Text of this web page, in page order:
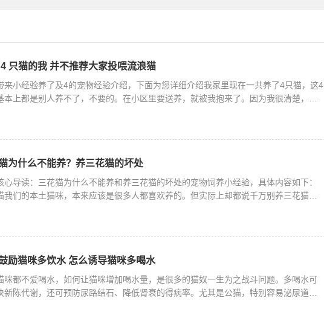
只猫的我 并不推荐大家投喂流浪猫
来小经验养了及4的宠物经验介绍，下面为您详细介绍我家里现在一共养了4只猫，这4
本上都是别人养不了，不要的。在小区里要送养，就被我抱来了。因为我很清楚，当
为什么不能养？养三花猫的坏处
心导读：三花猫为什么不能养和养三花猫的坏处的宠物饲养小经验，具体内容如下：
我们的本土猫咪，本来应该是很多人都喜欢养的。但实际上却都说千万别养三花猫，
励猫咪多饮水 怎么诱导猫咪多喝水
咪都不爱喝水，如何让猫咪增加喝水量，是很多的猫奴一生为之战斗问题。多喝水可
新陈代谢，还可预防尿路结石、降低肾衰的得病率。尤其是公猫，特别容易泌尿道感